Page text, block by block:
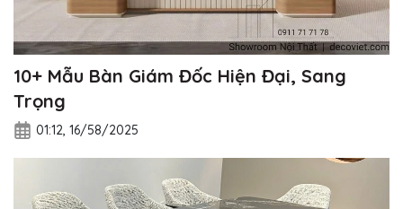
10+ Mẫu Bàn Giám Đốc Hiện Đại, Sang
Trọng
01:12, 16/58/2025